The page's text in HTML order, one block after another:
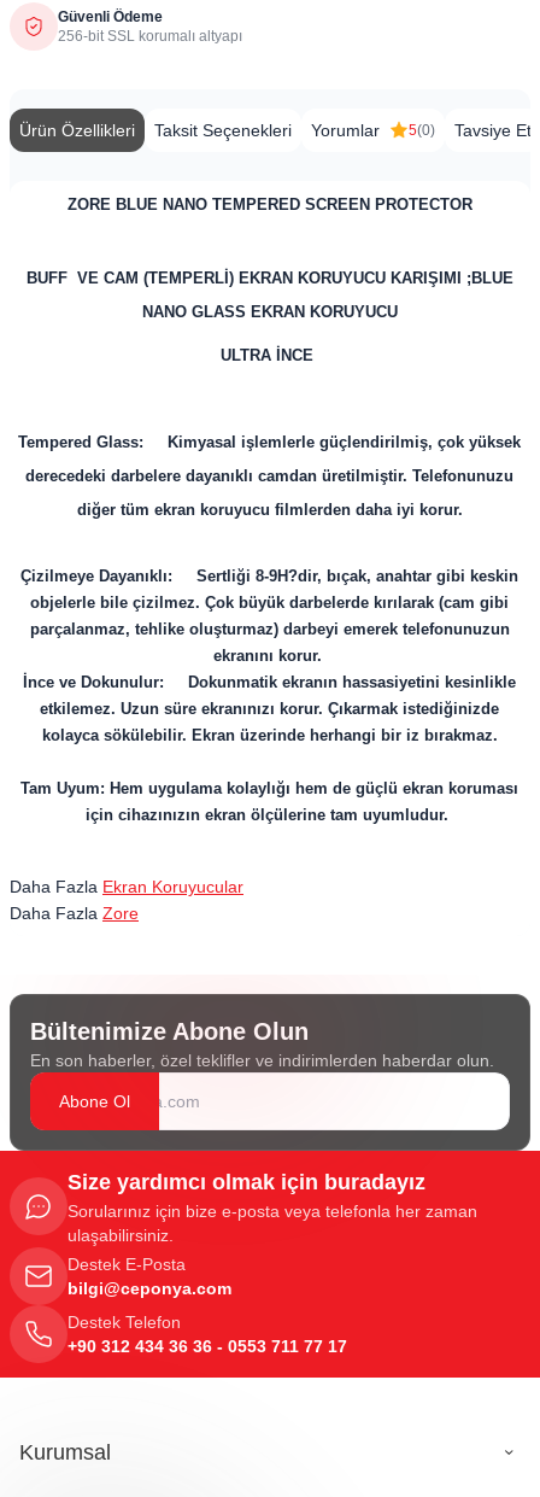
Güvenli Ödeme
256-bit SSL korumalı altyapı
Ürün Özellikleri Taksit Seçenekleri Yorumlar 5(0) Tavsiye Et
ZORE BLUE NANO TEMPERED SCREEN PROTECTOR
BUFF VE CAM (TEMPERLİ) EKRAN KORUYUCU KARIŞIMI ;BLUE
NANO GLASS EKRAN KORUYUCU
ULTRA İNCE
Tempered Glass: Kimyasal işlemlerle güçlendirilmiş, çok yüksek
derecedeki darbelere dayanıklı camdan üretilmiştir. Telefonunuzu
diğer tüm ekran koruyucu filmlerden daha iyi korur.
Çizilmeye Dayanıklı: Sertliği 8-9H?dir, bıçak, anahtar gibi keskin
objelerle bile çizilmez. Çok büyük darbelerde kırılarak (cam gibi
parçalanmaz, tehlike oluşturmaz) darbeyi emerek telefonunuzun
ekranını korur.
İnce ve Dokunulur: Dokunmatik ekranın hassasiyetini kesinlikle
etkilemez. Uzun süre ekranınızı korur. Çıkarmak istediğinizde
kolayca sökülebilir. Ekran üzerinde herhangi bir iz bırakmaz.
Tam Uyum: Hem uygulama kolaylığı hem de güçlü ekran koruması
için cihazınızın ekran ölçülerine tam uyumludur.
Daha Fazla Ekran Koruyucular
Daha Fazla Zore
Bültenimize Abone Olun
En son haberler, özel teklifler ve indirimlerden haberdar olun.
Abone Ol
Size yardımcı olmak için buradayız
Sorularınız için bize e-posta veya telefonla her zaman
ulaşabilirsiniz.
Destek E-Posta
bilgi@ceponya.com
Destek Telefon
+90 312 434 36 36 - 0553 711 77 17
Kurumsal